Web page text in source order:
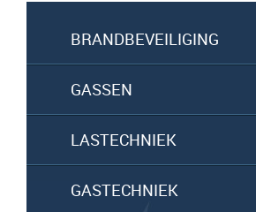
BRANDBEVEILIGING
GASSEN
LASTECHNIEK
GASTECHNIEK